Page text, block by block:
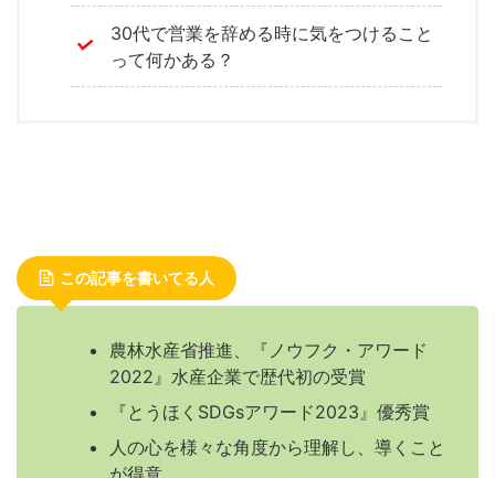
30代で営業を辞める時に気をつけること
って何かある？
この記事を書いてる人
農林水産省推進、『ノウフク・アワード
2022』水産企業で歴代初の受賞
『とうほくSDGsアワード2023』優秀賞
人の心を様々な角度から理解し、導くこと
が得意